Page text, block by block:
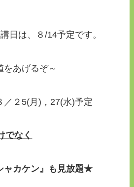
日は、８/14予定です。
あげるぞ～
／２5(月)，27(水)予定
でなく
ャカケン』も見放題★